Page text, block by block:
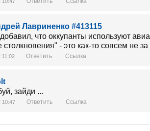
Лавриненко #413115
что оккупанты используют
столкновения" - это как-то совсем не
11:02 Ответить Ссылка
зайди ...
10:47 Ответить Ссылка